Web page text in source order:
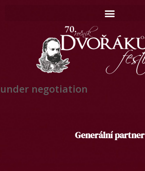
Koncerty
under negotiation
Generální partner